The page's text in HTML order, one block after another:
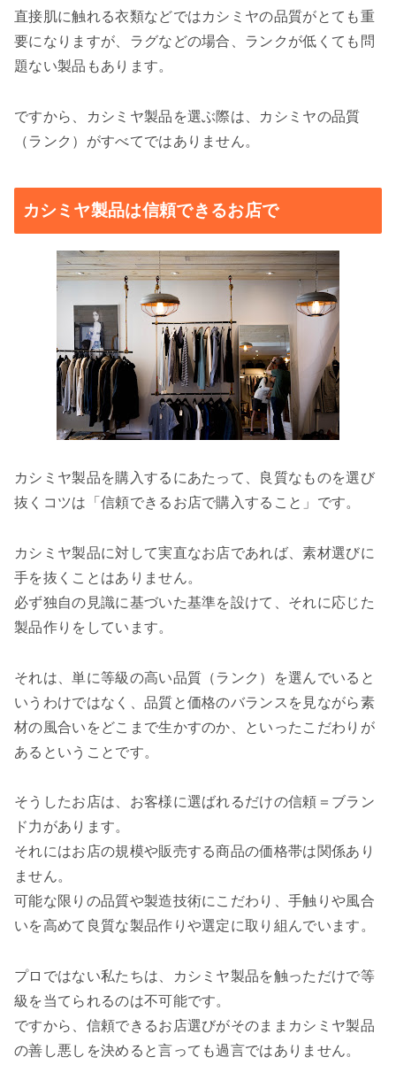
直接肌に触れる衣類などではカシミヤの品質がとても重
要になりますが、ラグなどの場合、ランクが低くても問
題ない製品もあります。
ですから、カシミヤ製品を選ぶ際は、カシミヤの品質
（ランク）がすべてではありません。
カシミヤ製品は信頼できるお店で
カシミヤ製品を購入するにあたって、良質なものを選び
抜くコツは「信頼できるお店で購入すること」です。
カシミヤ製品に対して実直なお店であれば、素材選びに
手を抜くことはありません。
必ず独自の見識に基づいた基準を設けて、それに応じた
製品作りをしています。
それは、単に等級の高い品質（ランク）を選んでいると
いうわけではなく、品質と価格のバランスを見ながら素
材の風合いをどこまで生かすのか、といったこだわりが
あるということです。
そうしたお店は、お客様に選ばれるだけの信頼＝ブラン
ド力があります。
それにはお店の規模や販売する商品の価格帯は関係あり
ません。
可能な限りの品質や製造技術にこだわり、手触りや風合
いを高めて良質な製品作りや選定に取り組んでいます。
プロではない私たちは、カシミヤ製品を触っただけで等
級を当てられるのは不可能です。
ですから、信頼できるお店選びがそのままカシミヤ製品
の善し悪しを決めると言っても過言ではありません。